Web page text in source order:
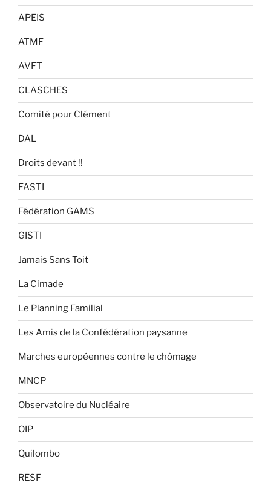
APEIS
ATMF
AVFT
CLASCHES
Comité pour Clément
DAL
Droits devant !!
FASTI
Fédération GAMS
GISTI
Jamais Sans Toit
La Cimade
Le Planning Familial
Les Amis de la Confédération paysanne
Marches européennes contre le chômage
MNCP
Observatoire du Nucléaire
OIP
Quilombo
RESF